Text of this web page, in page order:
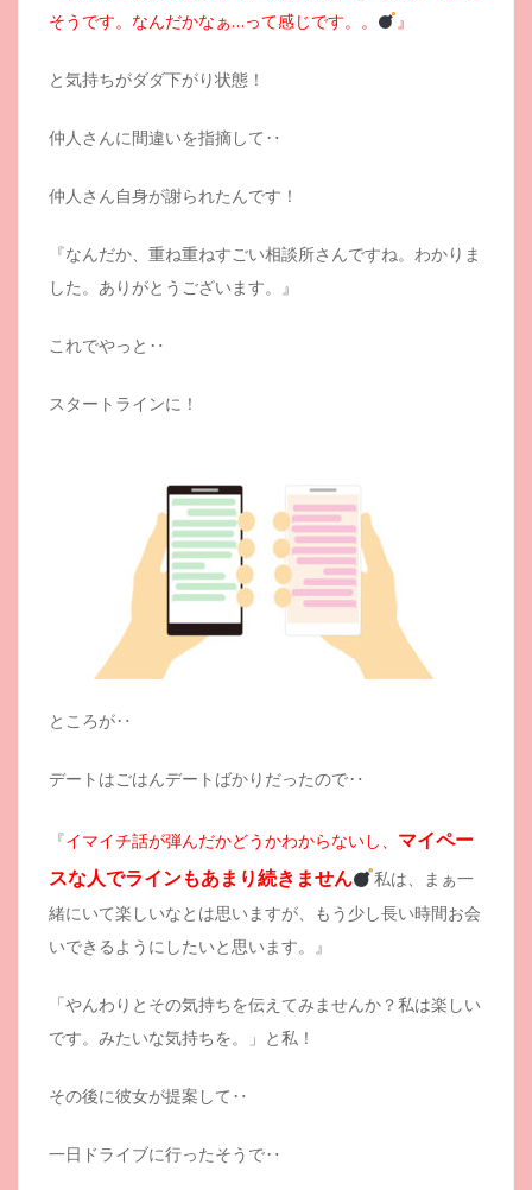
そうです。なんだかなぁ…って感じです。。
』
と気持ちがダダ下がり状態！
仲人さんに間違いを指摘して‥
仲人さん自身が謝られたんです！
『なんだか、重ね重ねすごい相談所さんですね。わかりま
した。ありがとうございます。』
これでやっと‥
スタートラインに！
ところが‥
デートはごはんデートばかりだったので‥
『イマイチ話が弾んだかどうかわからないし、 マイペー
スな人でラインもあまり続きません
私は、まぁ一
緒にいて楽しいなとは思いますが、もう少し長い時間お会
いできるようにしたいと思います。』
「やんわりとその気持ちを伝えてみませんか？私は楽しい
です。みたいな気持ちを。」と私！
その後に彼女が提案して‥
一日ドライブに行ったそうで‥